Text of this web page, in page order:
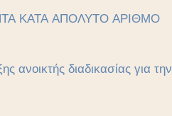
ΚΑΤΑ ΑΠΟΛΥΤΟ ΑΡΙΘΜΟ
διαδικασίας για την